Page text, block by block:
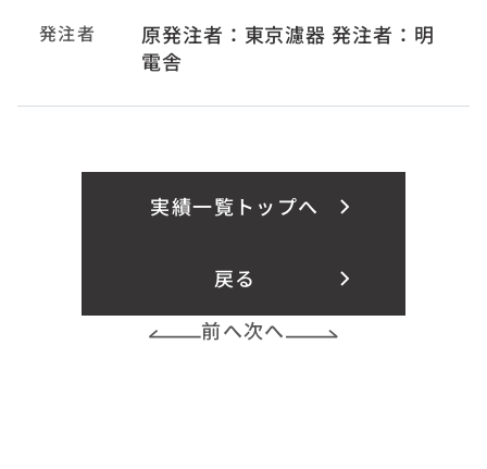
発注者
原発注者：東京濾器 発注者：明
電舎
実績一覧トップへ
戻る
前へ次へ